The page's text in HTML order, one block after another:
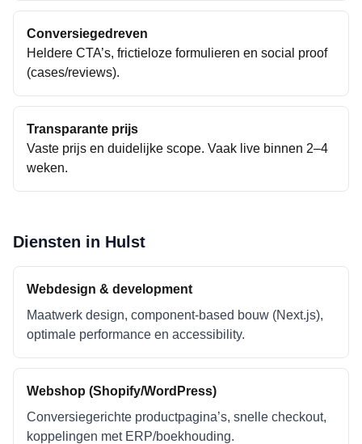
Conversiegedreven
Heldere CTA’s, frictieloze formulieren en social proof
(cases/reviews).
Transparante prijs
Vaste prijs en duidelijke scope. Vaak live binnen 2–4
weken.
Diensten in Hulst
Webdesign & development
Maatwerk design, component-based bouw (Next.js),
optimale performance en accessibility.
Webshop (Shopify/WordPress)
Conversiegerichte productpagina’s, snelle checkout,
koppelingen met ERP/boekhouding.